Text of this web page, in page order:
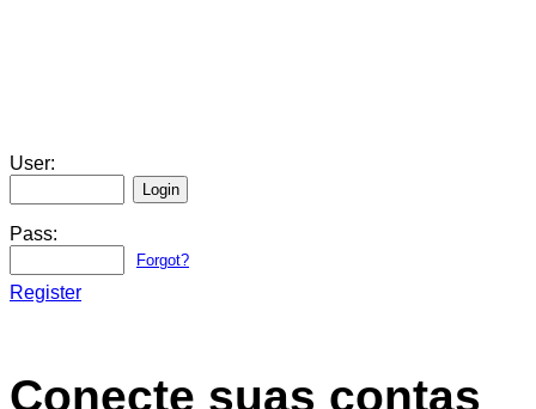
User:
Pass:
Forgot?
Register
Conecte suas contas